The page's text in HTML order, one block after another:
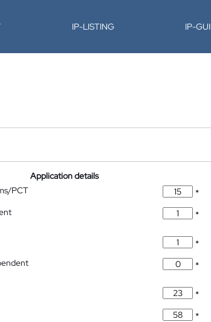
IP-LISTING IP-
Application details
PCT
*
*
*
*
*
*